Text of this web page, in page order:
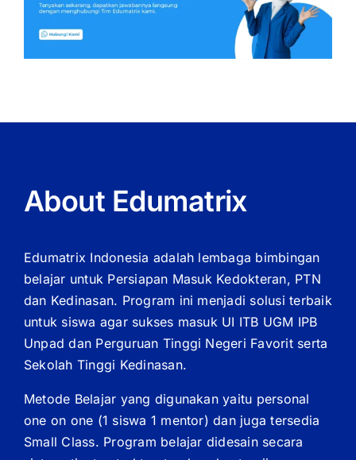
About Edumatrix
Edumatrix Indonesia adalah lembaga bimbingan
belajar untuk Persiapan Masuk Kedokteran, PTN
dan Kedinasan. Program ini menjadi solusi terbaik
untuk siswa agar sukses masuk UI ITB UGM IPB
Unpad dan Perguruan Tinggi Negeri Favorit serta
Sekolah Tinggi Kedinasan.
Metode Belajar yang digunakan yaitu personal
one on one (1 siswa 1 mentor) dan juga tersedia
Small Class. Program belajar didesain secara